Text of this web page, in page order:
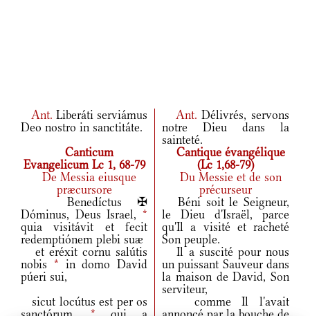
Ant. Liberáti serviámus
Deo nostro in sanctitáte.
Ant.Délivrés, servons
notre Dieu dans la
sainteté.
Canticum
Evangelicum Lc 1, 68-79
Cantique évangélique
(Lc 1,68-79)
De Messia eiusque
præcursore
Du Messie et de son
précurseur
Benedíctus ✠
Dóminus, Deus Israel, *
quia visitávit et fecit
redemptiónem plebi suæ
Béni soit le Seigneur,
le Dieu d'Israël, parce
qu'Il a visité et racheté
Son peuple.
et eréxit cornu salútis
nobis * in domo David
púeri sui,
Il a suscité pour nous
un puissant Sauveur dans
la maison de David, Son
serviteur,
sicut locútus est per os
comme Il l'avait